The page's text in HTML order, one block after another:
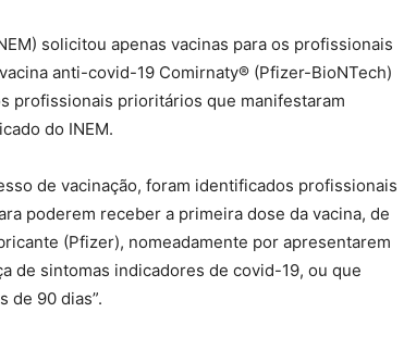
solicitou apenas vacinas para os profissionais
anti-covid-19 Comirnaty® (Pfizer-BioNTech)
profissionais prioritários que manifestaram
do INEM.
de vacinação, foram identificados profissionais
poderem receber a primeira dose da vacina, de
(Pfizer), nomeadamente por apresentarem
de sintomas indicadores de covid-19, ou que
de 90 dias”.